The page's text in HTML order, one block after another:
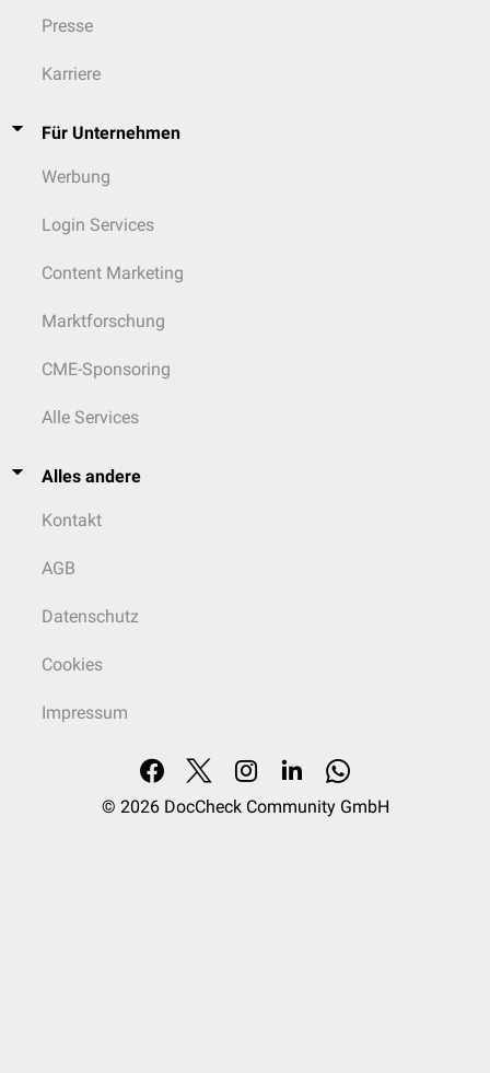
Presse
Karriere
Für Unternehmen
Werbung
Login Services
Content Marketing
Marktforschung
CME-Sponsoring
Alle Services
Alles andere
Kontakt
AGB
Datenschutz
Cookies
Impressum
© 2026 DocCheck Community GmbH